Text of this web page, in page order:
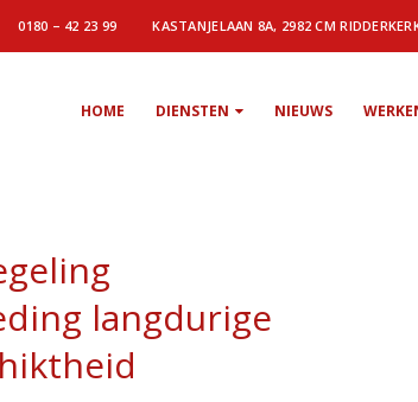
0180 – 42 23 99 KASTANJELAAN 8A, 2982 CM
HOME DIENSTEN NIEUWS
langdurige